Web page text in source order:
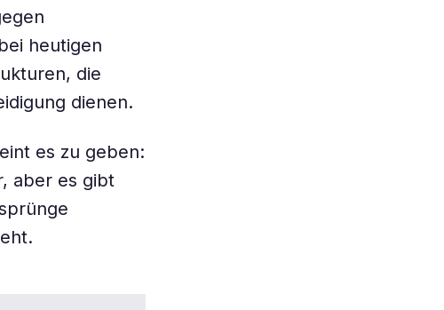
heutigen
die
dienen.
es zu geben:
aber es gibt